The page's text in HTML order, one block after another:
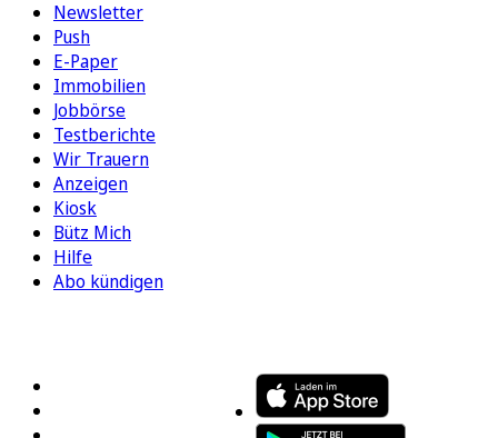
Newsletter
Push
E-Paper
Immobilien
Jobbörse
Testberichte
Wir Trauern
Anzeigen
Kiosk
Bütz Mich
Hilfe
Abo kündigen